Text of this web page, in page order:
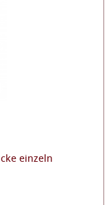
einzeln